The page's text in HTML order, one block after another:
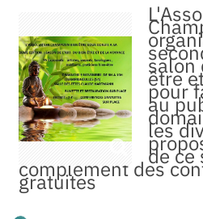
salon
être
pour
au
les
de ce
complément des
gratuites